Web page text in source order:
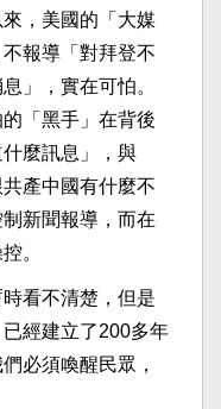
，美國的「大媒
報導「對拜登不
」，實在可怕。
「黑手」在背後
麼訊息」，與
產中國有什麼不
新聞報導，而在
。
看不清楚，但是
經建立了200多年
必須喚醒民眾，